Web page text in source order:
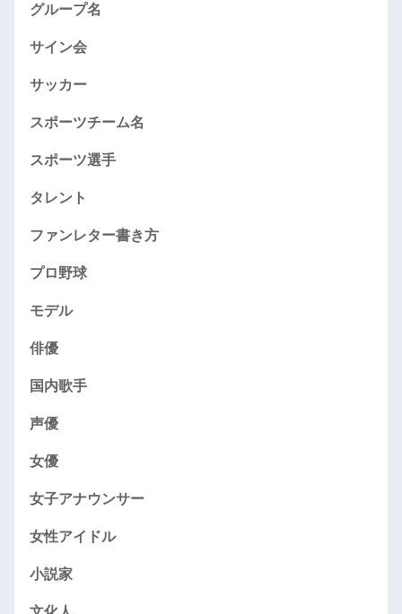
グループ名
サイン会
サッカー
スポーツチーム名
スポーツ選手
タレント
ファンレター書き方
プロ野球
モデル
俳優
国内歌手
声優
女優
女子アナウンサー
女性アイドル
小説家